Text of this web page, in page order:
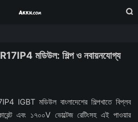

মডিউল: শিল্প ও নবায়নযোগ্য
IGBT মডিউল বাংলাদেশের শিল্পখাতে বিপ্লব
এবং ১৭০০V ভোল্টেজ রেটিংসহ এই পাওয়ার